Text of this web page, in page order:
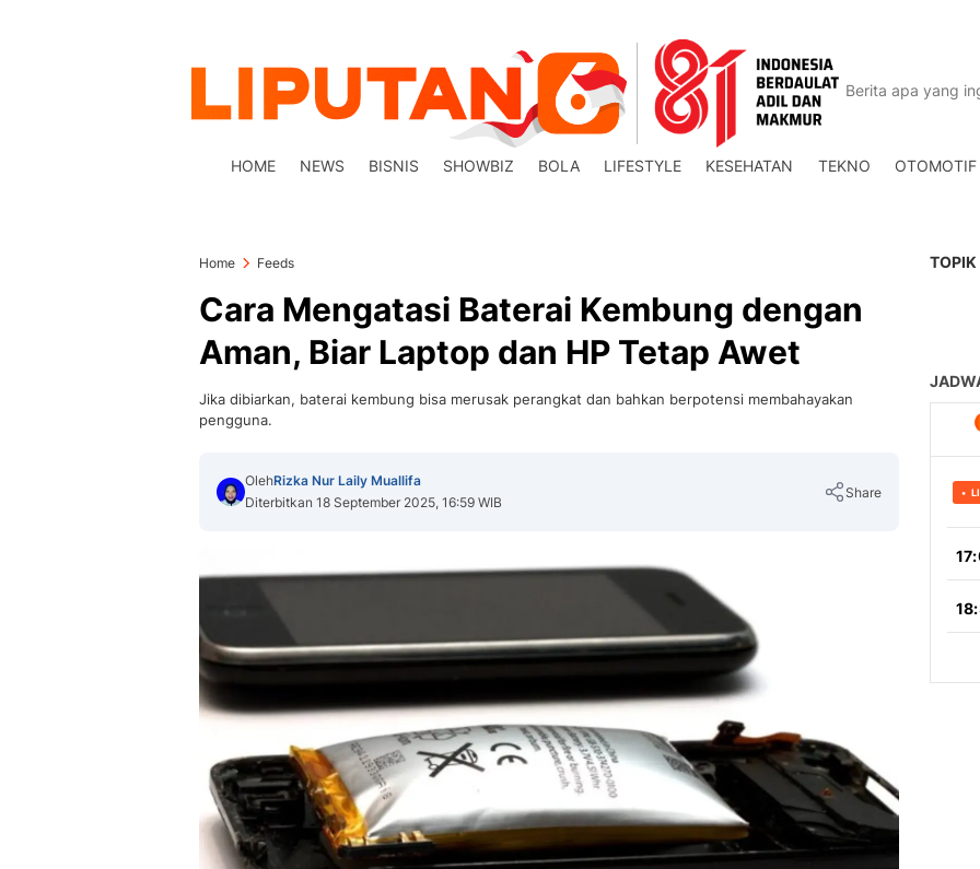
HOME NEWS BISNIS SHOWBIZ BOLA LIFESTYLE KESEHATAN TEKNO OTOMOTIF
Home Feeds
Cara Mengatasi Baterai Kembung dengan
Aman, Biar Laptop dan HP Tetap Awet
Jika dibiarkan, baterai kembung bisa merusak perangkat dan bahkan berpotensi membahayakan
pengguna.
OlehRizka Nur Laily Muallifa
Diterbitkan 18 September 2025, 16:59 WIB
Share
TOPIK